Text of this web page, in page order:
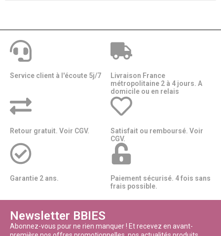
Service client à l'écoute 5j/7
Livraison France
métropolitaine 2 à 4 jours. A
domicile ou en relais​​
Retour gratuit. Voir CGV.
Satisfait ou remboursé. Voir
CGV.
Garantie 2 ans.
Paiement sécurisé. 4 fois sans
frais possible.
Newsletter BBIES
Abonnez-vous pour ne rien manquer ! Et recevez en avant-